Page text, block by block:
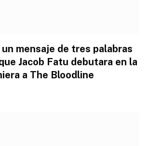
un mensaje de tres palabras
Jacob Fatu debutara en la
a The Bloodline